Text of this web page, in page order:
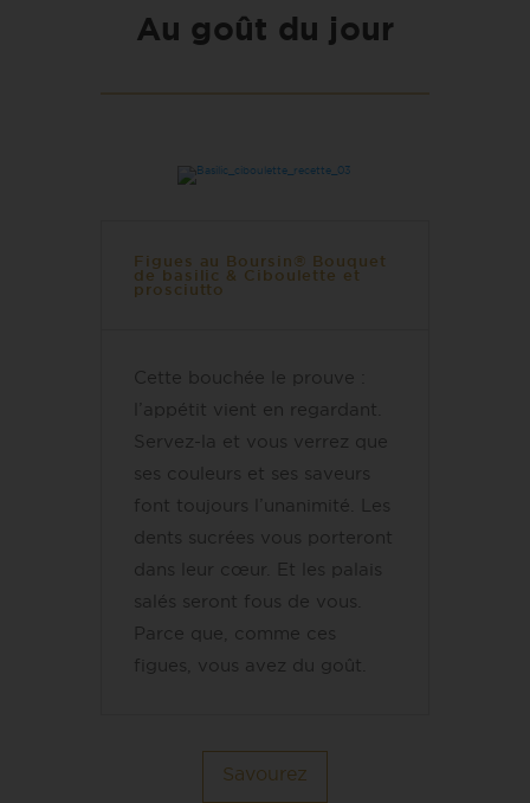
Au goût du jour
Figues au Boursin® Bouquet
de basilic & Ciboulette et
prosciutto
Cette bouchée le prouve :
l’appétit vient en regardant.
Servez-la et vous verrez que
ses couleurs et ses saveurs
font toujours l’unanimité. Les
dents sucrées vous porteront
dans leur cœur. Et les palais
salés seront fous de vous.
Parce que, comme ces
figues, vous avez du goût.
Savourez